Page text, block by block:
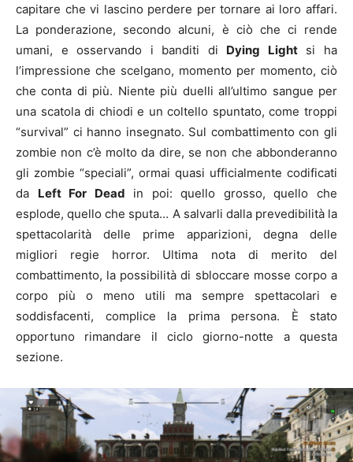
capitare che vi lascino perdere per tornare ai loro affari.
La ponderazione, secondo alcuni, è ciò che ci rende
umani, e osservando i banditi di Dying Lightsi ha
l’impressione che scelgano, momento per momento, ciò
che conta di più. Niente più duelli all’ultimo sangue per
una scatola di chiodi e un coltello spuntato, come troppi
“survival” ci hanno insegnato. Sul combattimento con gli
zombie non c’è molto da dire, se non che abbonderanno
gli zombie “speciali”, ormai quasi ufficialmente codificati
da Left For Dead in poi: quello grosso, quello che
esplode, quello che sputa… A salvarli dalla prevedibilità la
spettacolarità delle prime apparizioni, degna delle
migliori regie horror. Ultima nota di merito del
combattimento, la possibilità di sbloccare mosse corpo a
corpo più o meno utili ma sempre spettacolari e
soddisfacenti, complice la prima persona. È stato
opportuno rimandare il ciclo giorno-notte a questa
sezione.